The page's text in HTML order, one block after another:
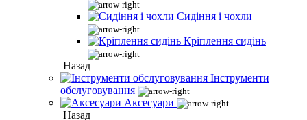
Сидіння і чохли
Кріплення сидінь
Назад
Інструменти
обслуговування
Аксесуари
Назад